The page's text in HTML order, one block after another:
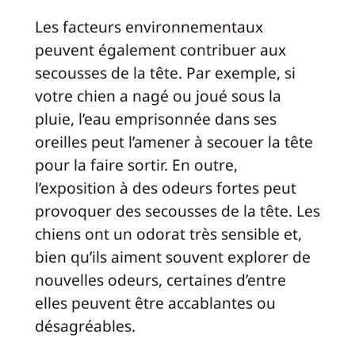
Les facteurs environnementaux
peuvent également contribuer aux
secousses de la tête. Par exemple, si
votre chien a nagé ou joué sous la
pluie, l’eau emprisonnée dans ses
oreilles peut l’amener à secouer la tête
pour la faire sortir. En outre,
l’exposition à des odeurs fortes peut
provoquer des secousses de la tête. Les
chiens ont un odorat très sensible et,
bien qu’ils aiment souvent explorer de
nouvelles odeurs, certaines d’entre
elles peuvent être accablantes ou
désagréables.